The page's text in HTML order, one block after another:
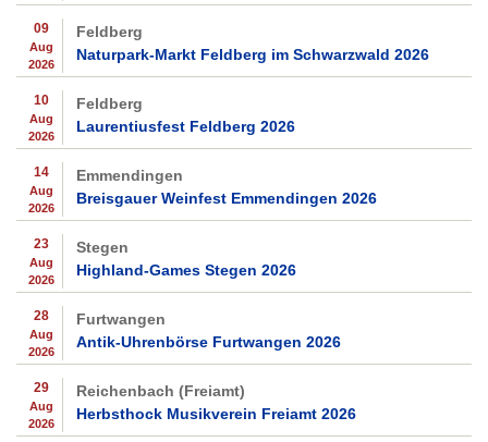
09
Aug
2026
Feldberg
Naturpark-Markt Feldberg im Schwarzwald 2026
10
Aug
2026
Feldberg
Laurentiusfest Feldberg 2026
14
Aug
2026
Emmendingen
Breisgauer Weinfest Emmendingen 2026
23
Aug
2026
Stegen
Highland-Games Stegen 2026
28
Aug
2026
Furtwangen
Antik-Uhrenbörse Furtwangen 2026
29
Aug
2026
Reichenbach (Freiamt)
Herbsthock Musikverein Freiamt 2026